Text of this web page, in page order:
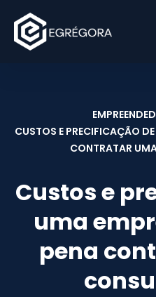
CUSTOS E PRECIFICAÇÃO
CONTRATAR
Custos e
uma
pena